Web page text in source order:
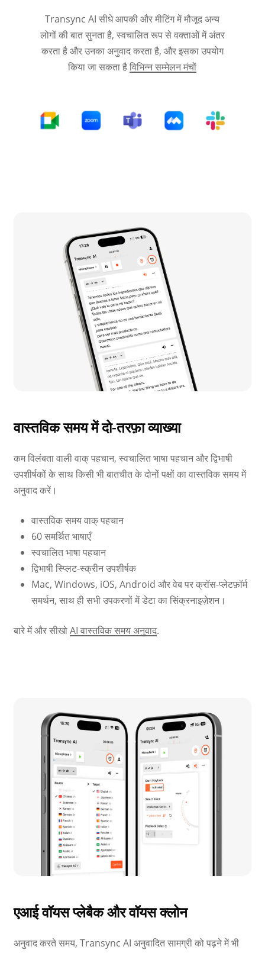
Transync AI सीधे आपकी और मीटिंग में मौजूद अन्य
लोगों की बात सुनता है, स्वचालित रूप से वक्ताओं में अंतर
करता है और उनका अनुवाद करता है, और इसका उपयोग
किया जा सकता हैविभिन्न सम्मेलन मंचों
वास्तविक समय में दो-तरफ़ा व्याख्या
कम विलंबता वाली वाक् पहचान, स्वचालित भाषा पहचान और द्विभाषी
उपशीर्षकों के साथ किसी भी बातचीत के दोनों पक्षों का वास्तविक समय में
अनुवाद करें।
वास्तविक समय वाक् पहचान
60 समर्थित भाषाएँ
स्वचालित भाषा पहचान
द्विभाषी स्प्लिट-स्क्रीन उपशीर्षक
Mac, Windows, iOS, Android और वेब पर क्रॉस-प्लेटफ़ॉर्म
समर्थन, साथ ही सभी उपकरणों में डेटा का सिंक्रनाइज़ेशन।
बारे में और सीखोAI वास्तविक समय अनुवाद.
एआई वॉयस प्लेबैक और वॉयस क्लोन
अनुवाद करते समय, Transync AI अनुवादित सामग्री को पढ़ने में भी